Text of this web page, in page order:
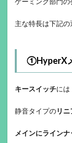
主な特長は下記の
①HyperX
キースイッチには
静音タイプのリ
メインにラインナ